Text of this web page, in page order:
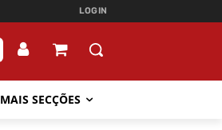
LOGIN
MAIS SECÇÕES